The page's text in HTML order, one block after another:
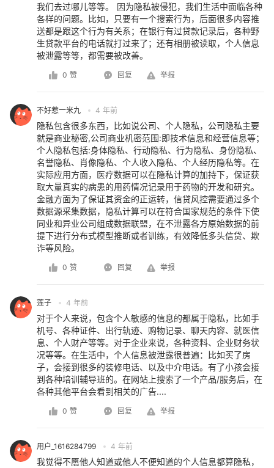
我们去过哪儿等等。 因为隐私被侵犯，我们生活中面临各种
各样的问题。比如，只要有一个搜索行为，后面很多内容推
送都是跟这个行为有关系；在银行有过贷款记录后，各种野
生贷款平台的电话就打过来了；还有相册被读取，个人信息
被泄露等等，都需要被改善。
0 赞 回复 举报
不好惹一米九 4 年前
隐私包含很多东西，比如说公司、个人隐私，公司隐私主要
就是商业秘密,公司商业机密范围:即技术信息和经营信息等；
个人隐私包括:身体隐私、行动隐私、行为隐私、身份隐私、
名誉隐私、肖像隐私、个人收入隐私、个人经历隐私等。在
实际应用方面，医疗数据可以在隐私计算的加持下，保证获
取大量真实的病患的用药情况记录用于药物的开发和研究。
金融方面为了保证其资金的正运转，信贷风控需要通过多个
数据源采集数据，隐私计算可以在符合国家规范的条件下使
同业和异业公司组成数据联盟，在不泄露各方原始数据的前
提下进行分布式模型推断或者训练，有效降低多头信贷、欺
诈等风险。
0 赞 回复 举报
莲子 4 年前
对于个人来说，包含个人敏感的信息的都属于隐私，比如手
机号、各种证件、出行轨迹、购物记录、聊天内容、就医信
息、个人财产等等。对于企业来说，各种资料、企业财务状
况等等。在生活中，个人信息被泄露很普遍：比如买了房
子，会接到很多的装修电话、以及中介电话。有了小孩会接
到各种培训辅导班的。在网站上搜索了一个产品/服务后，在
各种其他平台会看到相关的广告....
0 赞 回复 举报
用户_1616284799 4 年前
我觉得不愿他人知道或他人不便知道的个人信息都算隐私，